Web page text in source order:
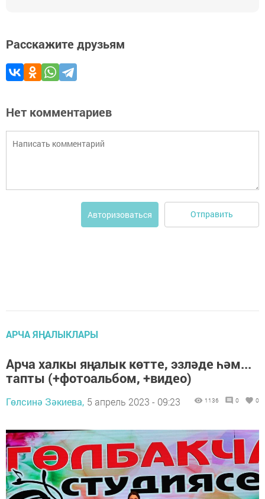
Расскажите друзьям
Нет комментариев
Авторизоваться Отправить
АРЧА ЯҢАЛЫКЛАРЫ
Арча халкы яңалык көтте, эзләде һәм...
тапты (+фотоальбом, +видео)
Гөлсинә Зәкиева, 5 апрель 2023 - 09:23 1136 0 0